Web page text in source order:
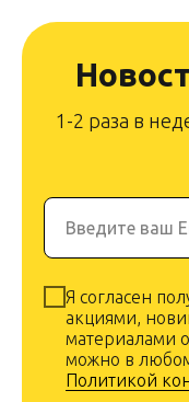
1-2 раза в
Введите ваш
Я согласен
акциями,
материалами
можно в
Политикой